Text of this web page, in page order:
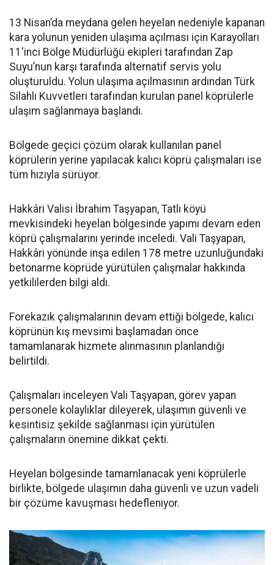
13 Nisan’da meydana gelen heyelan nedeniyle kapanan
kara yolunun yeniden ulaşıma açılması için Karayolları
11'inci Bölge Müdürlüğü ekipleri tarafından Zap
Suyu’nun karşı tarafında alternatif servis yolu
oluşturuldu. Yolun ulaşıma açılmasının ardından Türk
Silahlı Kuvvetleri tarafından kurulan panel köprülerle
ulaşım sağlanmaya başlandı.
Bölgede geçici çözüm olarak kullanılan panel
köprülerin yerine yapılacak kalıcı köprü çalışmaları ise
tüm hızıyla sürüyor.
Hakkâri Valisi İbrahim Taşyapan, Tatlı köyü
mevkisindeki heyelan bölgesinde yapımı devam eden
köprü çalışmalarını yerinde inceledi. Vali Taşyapan,
Hakkâri yönünde inşa edilen 178 metre uzunluğundaki
betonarme köprüde yürütülen çalışmalar hakkında
yetkililerden bilgi aldı.
Forekazık çalışmalarının devam ettiği bölgede, kalıcı
köprünün kış mevsimi başlamadan önce
tamamlanarak hizmete alınmasının planlandığı
belirtildi.
Çalışmaları inceleyen Vali Taşyapan, görev yapan
personele kolaylıklar dileyerek, ulaşımın güvenli ve
kesintisiz şekilde sağlanması için yürütülen
çalışmaların önemine dikkat çekti.
Heyelan bölgesinde tamamlanacak yeni köprülerle
birlikte, bölgede ulaşımın daha güvenli ve uzun vadeli
bir çözüme kavuşması hedefleniyor.